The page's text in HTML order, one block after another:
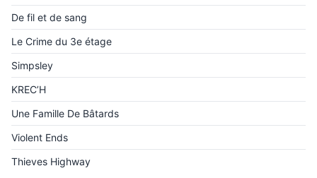
De fil et de sang
Le Crime du 3e étage
Simpsley
KREC’H
Une Famille De Bâtards
Violent Ends
Thieves Highway